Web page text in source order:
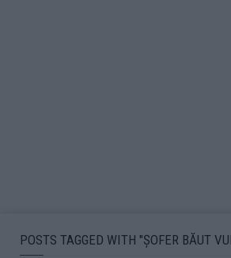
POSTS TAGGED WITH "ȘOFER BĂUT